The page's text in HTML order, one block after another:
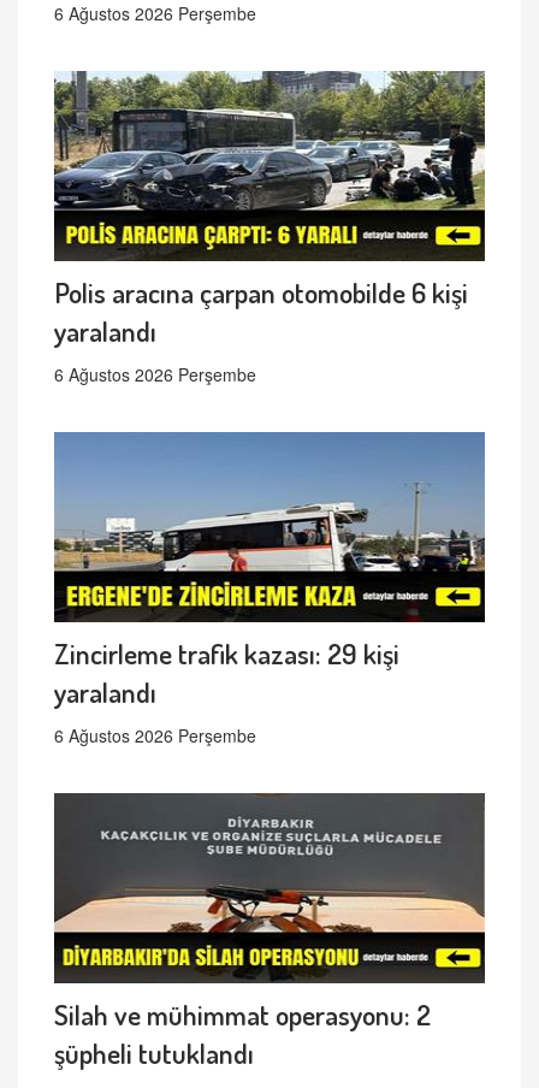
6 Ağustos 2026 Perşembe
Polis aracına çarpan otomobilde 6 kişi
yaralandı
6 Ağustos 2026 Perşembe
Zincirleme trafik kazası: 29 kişi
yaralandı
6 Ağustos 2026 Perşembe
Silah ve mühimmat operasyonu: 2
şüpheli tutuklandı